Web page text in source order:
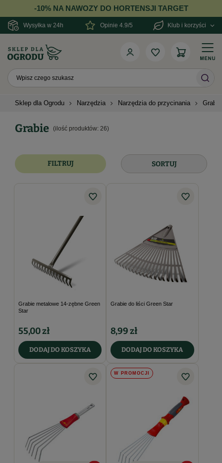
Wysyłka w 24h
-10% NA NAWOZY DO HORTENSJI TARGET
Opinie 4.9/5 Klub i korzyści
Sklep dla Ogrodu Narzędzia Narzędzia do przycinania Grabie
Grabie (ilość produktów: 26)
SORTUJ
FILTRUJ
Grabie metalowe 14-zębne Green
Star
55,00 zł
DODAJ DO KOSZYKA
Grabie do liści Green Star
8,99 zł
DODAJ DO KOSZYKA
W PROMOCJI